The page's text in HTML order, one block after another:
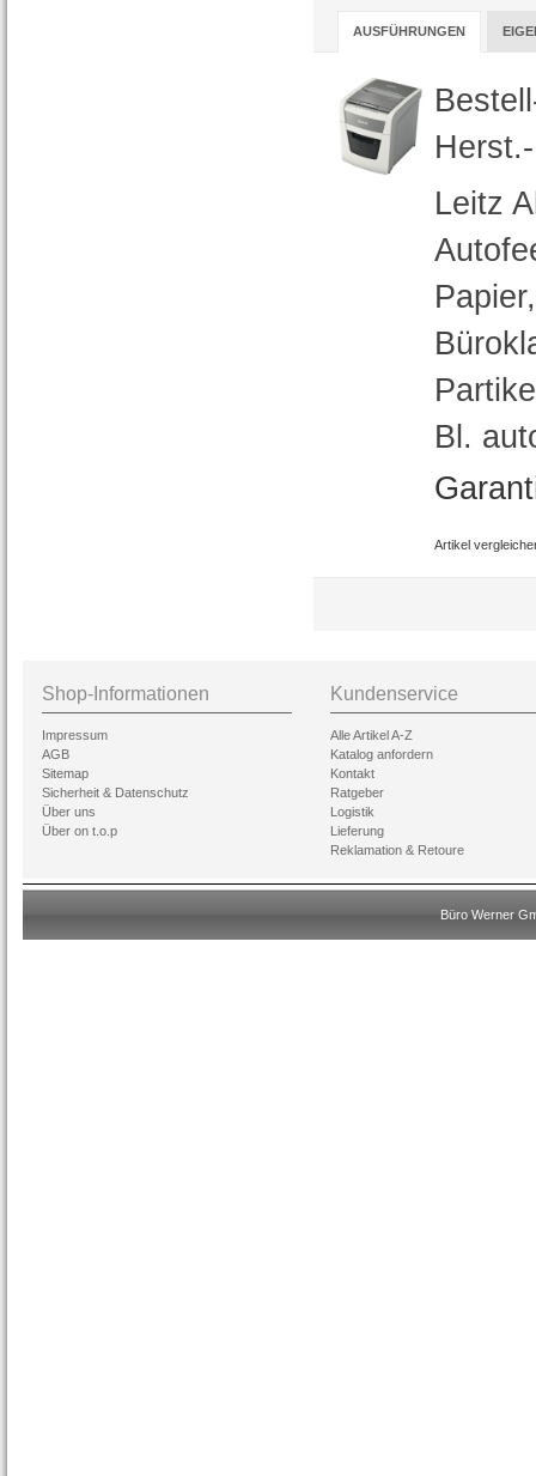
AUSFÜHRUNGEN
Leitz
Bl.
Artikel
Shop-Informationen
Impressum
AGB
Sitemap
Sicherheit & Datenschutz
Über uns
Über on t.o.p
Kundenservice
Alle Artikel A-Z
Katalog anfordern
Kontakt
Ratgeber
Logistik
Lieferung
Reklamation & Retoure
Büro Werner